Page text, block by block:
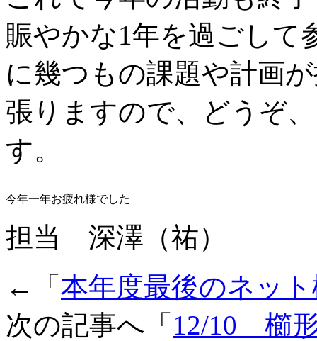
賑やかな1年を過ごして
に幾つもの課題や計画
張りますので、どうぞ
す。
今年一年お疲れ様でした
担当 深澤（祐）
←「 本年度最後のネッ
次の記事へ「 12/10 櫛